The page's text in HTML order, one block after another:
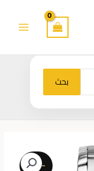
بحث
-25%